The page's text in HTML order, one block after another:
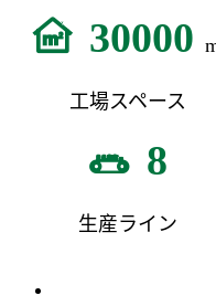
30000
工場スペース
8
生産ライン